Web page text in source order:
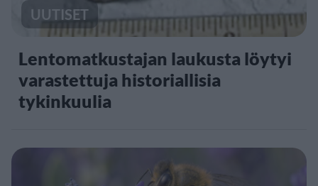
UUTISET
Lentomatkustajan laukusta löytyi
varastettuja historiallisia
tykinkuulia